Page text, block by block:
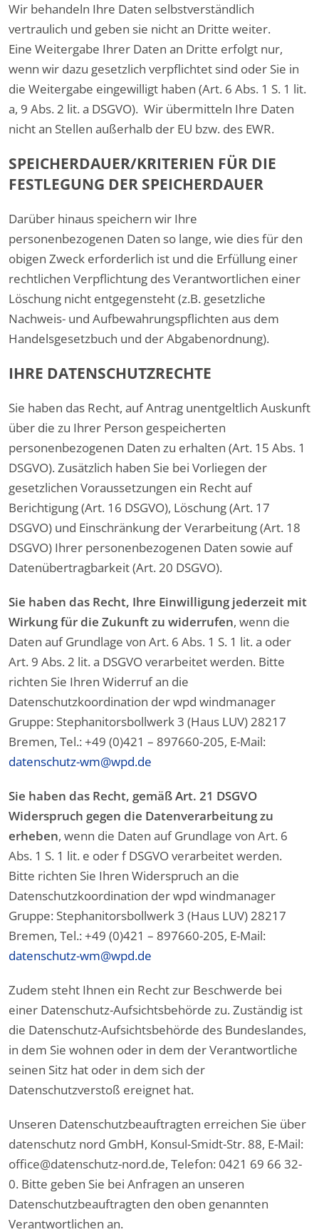
Wir behandeln Ihre Daten selbstverständlich
vertraulich und geben sie nicht an Dritte weiter.
Eine Weitergabe Ihrer Daten an Dritte erfolgt nur,
wenn wir dazu gesetzlich verpflichtet sind oder Sie in
die Weitergabe eingewilligt haben (Art. 6 Abs. 1 S. 1 lit.
a, 9 Abs. 2 lit. a DSGVO). Wir übermitteln Ihre Daten
nicht an Stellen außerhalb der EU bzw. des EWR.
SPEICHERDAUER/KRITERIEN FÜR DIE
FESTLEGUNG DER SPEICHERDAUER
Darüber hinaus speichern wir Ihre
personenbezogenen Daten so lange, wie dies für den
obigen Zweck erforderlich ist und die Erfüllung einer
rechtlichen Verpflichtung des Verantwortlichen einer
Löschung nicht entgegensteht (z.B. gesetzliche
Nachweis- und Aufbewahrungspflichten aus dem
Handelsgesetzbuch und der Abgabenordnung).
IHRE DATENSCHUTZRECHTE
Sie haben das Recht, auf Antrag unentgeltlich Auskunft
über die zu Ihrer Person gespeicherten
personenbezogenen Daten zu erhalten (Art. 15 Abs. 1
DSGVO). Zusätzlich haben Sie bei Vorliegen der
gesetzlichen Voraussetzungen ein Recht auf
Berichtigung (Art. 16 DSGVO), Löschung (Art. 17
DSGVO) und Einschränkung der Verarbeitung (Art. 18
DSGVO) Ihrer personenbezogenen Daten sowie auf
Datenübertragbarkeit (Art. 20 DSGVO).
Sie haben das Recht, Ihre Einwilligung jederzeit mit
Wirkung für die Zukunft zu widerrufen, wenn die
Daten auf Grundlage von Art. 6 Abs. 1 S. 1 lit. a oder
Art. 9 Abs. 2 lit. a DSGVO verarbeitet werden. Bitte
richten Sie Ihren Widerruf an die
Datenschutzkoordination der wpd windmanager
Gruppe: Stephanitorsbollwerk 3 (Haus LUV) 28217
Bremen, Tel.: +49 (0)421 – 897660-205, E-Mail:
datenschutz-wm@wpd.de
Sie haben das Recht, gemäß Art. 21 DSGVO
Widerspruch gegen die Datenverarbeitung zu
erheben, wenn die Daten auf Grundlage von Art. 6
Abs. 1 S. 1 lit. e oder f DSGVO verarbeitet werden.
Bitte richten Sie Ihren Widerspruch an die
Datenschutzkoordination der wpd windmanager
Gruppe: Stephanitorsbollwerk 3 (Haus LUV) 28217
Bremen, Tel.: +49 (0)421 – 897660-205, E-Mail:
datenschutz-wm@wpd.de
Zudem steht Ihnen ein Recht zur Beschwerde bei
einer Datenschutz-Aufsichtsbehörde zu. Zuständig ist
die Datenschutz-Aufsichtsbehörde des Bundeslandes,
in dem Sie wohnen oder in dem der Verantwortliche
seinen Sitz hat oder in dem sich der
Datenschutzverstoß ereignet hat.
Unseren Datenschutzbeauftragten erreichen Sie über
datenschutz nord GmbH, Konsul-Smidt-Str. 88, E-Mail:
office@datenschutz-nord.de, Telefon: 0421 69 66 32-
0. Bitte geben Sie bei Anfragen an unseren
Datenschutzbeauftragten den oben genannten
Verantwortlichen an.